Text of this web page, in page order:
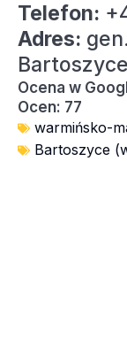
Telefon:
Adres:
Bartoszyce
Ocena w
Ocen: 77
warmińsko-
Bartoszyce